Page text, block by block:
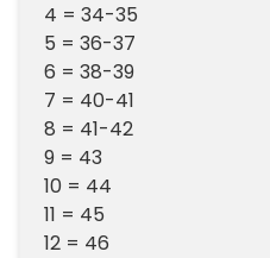
4 = 34-35
5 = 36-37
6 = 38-39
7 = 40-41
8 = 41-42
9 = 43
10 = 44
11 = 45
12 = 46